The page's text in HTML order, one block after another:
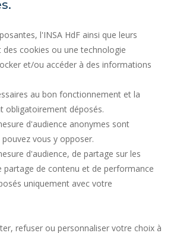
l'INSA HdF ainsi que leurs
cookies ou une technologie
et/ou accéder à des informations
au bon fonctionnement et la
obligatoirement déposés.
d'audience anonymes sont
vous y opposer.
d'audience, de partage sur les
partage de contenu et de performance
uniquement avec votre
refuser ou personnaliser votre choix à